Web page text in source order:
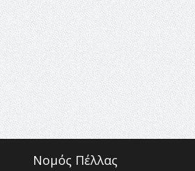
Νομός Πέλλας